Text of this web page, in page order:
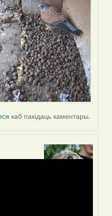
каб пакідаць каментары.